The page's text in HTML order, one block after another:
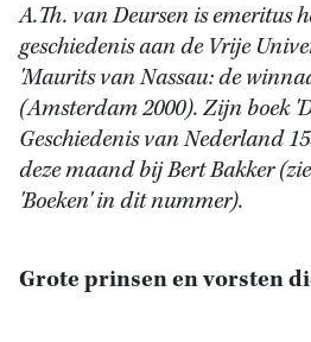
A.Th. van Deursen is emeritus
geschiedenis aan de Vrije
'Maurits van Nassau: de
(Amsterdam 2000). Zijn boek
Geschiedenis van Nederland
deze maand bij Bert Bakker
'Boeken' in dit nummer).
Grote prinsen en vorsten